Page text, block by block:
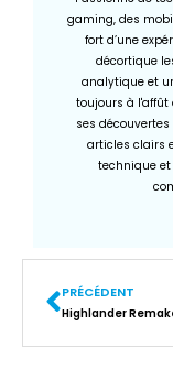
gaming, des
fort d’une
décortique
analytique et
toujours à
ses
articles clairs
technique
PRÉCÉDENT